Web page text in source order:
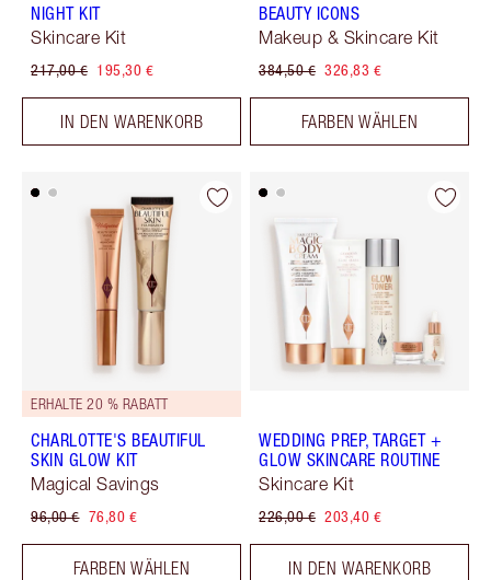
NIGHT KIT
Skincare Kit
217,00 € 195,30 €
IN DEN WARENKORB
BEAUTY ICONS
Makeup & Skincare Kit
384,50 € 326,83 €
FARBEN WÄHLEN
ERHALTE 20 % RABATT
CHARLOTTE'S BEAUTIFUL
SKIN GLOW KIT
Magical Savings
96,00 € 76,80 €
FARBEN WÄHLEN
WEDDING PREP, TARGET +
GLOW SKINCARE ROUTINE
Skincare Kit
226,00 € 203,40 €
IN DEN WARENKORB